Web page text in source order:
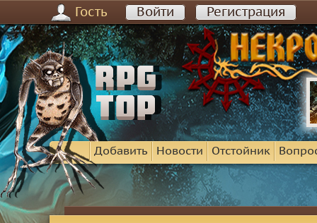
Гость Войти Регистрация
Добавить Новости Отстойник